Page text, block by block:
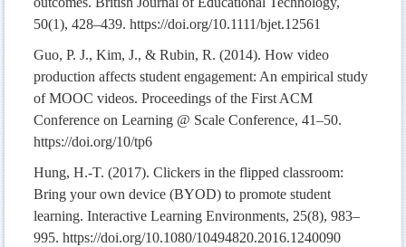
50(1), 428–439. https://doi.org/10.1111/bjet.12561
Guo, P. J., Kim, J., & Rubin, R. (2014). How video
production affects student engagement: An empirical study
of MOOC videos. Proceedings of the First ACM
Conference on Learning @ Scale Conference, 41–50.
https://doi.org/10/tp6
Hung, H.-T. (2017). Clickers in the flipped classroom:
Bring your own device (BYOD) to promote student
learning. Interactive Learning Environments, 25(8), 983–
995. https://doi.org/10.1080/10494820.2016.1240090